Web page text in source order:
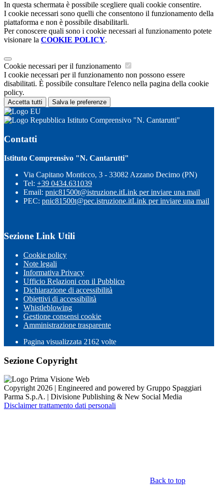
In questa schermata è possibile scegliere quali cookie consentire.
I cookie necessari sono quelli che consentono il funzionamento della
piattaforma e non è possibile disabilitarli.
Per conoscere quali sono i cookie necessari al funzionamento potete
visionare la COOKIE POLICY.
Cookie necessari per il funzionamento
I cookie necessari per il funzionamento non possono essere
disabilitati. È possibile consultare l'elenco nella pagina della cookie
policy.
Accetta tutti Salva le preferenze
Istituto Comprensivo "N. Cantarutti"
Contatti
Istituto Comprensivo "N. Cantarutti"
Via Capitano Monticco, 3 - 33082 Azzano Decimo (PN)
Tel: +39 0434.631039
Email: pnic81500t@istruzione.itLink per inviare una mail
PEC: pnic81500t@pec.istruzione.itLink per inviare una mail
Sezione Link Utili
Cookie policy
Note legali
Informativa Privacy
Ufficio Relazioni con il Pubblico
Dichiarazione di accessibilità
Obiettivi di accessibilità
Whistleblowing
Gestione consensi cookie
Amministrazione trasparente
Pagina visualizzata 2162 volte
Sezione Copyright
Copyright 2026 | Engineered and powered by Gruppo Spaggiari
Parma S.p.A. | Divisione Publishing & New Social Media
Disclaimer trattamento dati personali
Back to top